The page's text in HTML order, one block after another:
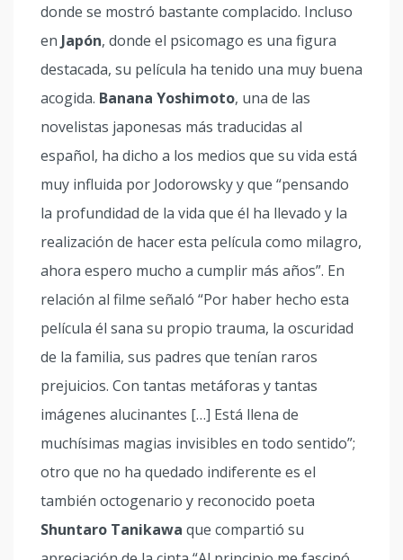
donde se mostró bastante complacido. Incluso
en Japón, donde el psicomago es una figura
destacada, su película ha tenido una muy buena
acogida. Banana Yoshimoto, una de las
novelistas japonesas más traducidas al
español, ha dicho a los medios que su vida está
muy influida por Jodorowsky y que “pensando
la profundidad de la vida que él ha llevado y la
realización de hacer esta película como milagro,
ahora espero mucho a cumplir más años”. En
relación al filme señaló “Por haber hecho esta
película él sana su propio trauma, la oscuridad
de la familia, sus padres que tenían raros
prejuicios. Con tantas metáforas y tantas
imágenes alucinantes […] Está llena de
muchísimas magias invisibles en todo sentido”;
otro que no ha quedado indiferente es el
también octogenario y reconocido poeta
Shuntaro Tanikawa que compartió su